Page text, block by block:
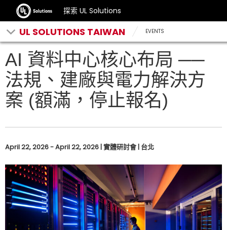
探索 UL Solutions
UL SOLUTIONS TAIWAN EVENTS
AI 資料中心核心布局 ──
法規、建廠與電力解決方
案 (額滿，停止報名)
April 22, 2026 - April 22, 2026 | 實體研討會 | 台北